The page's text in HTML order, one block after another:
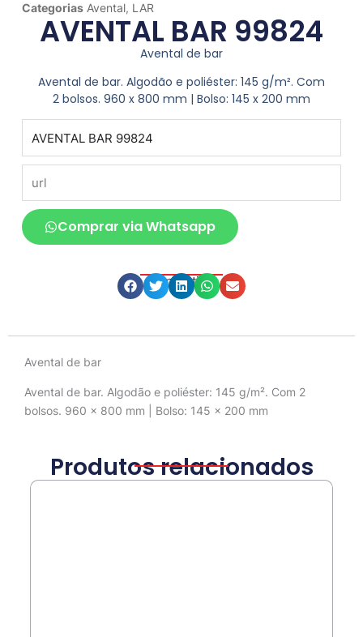
Categorias Avental, LAR
AVENTAL BAR 99824
Avental de bar
Avental de bar. Algodão e poliéster: 145 g/m². Com
2 bolsos. 960 x 800 mm | Bolso: 145 x 200 mm
Comprar via Whatsapp
Compartilhe
Avental de bar
Avental de bar. Algodão e poliéster: 145 g/m². Com 2
bolsos. 960 x 800 mm | Bolso: 145 x 200 mm
Produtos relacionados